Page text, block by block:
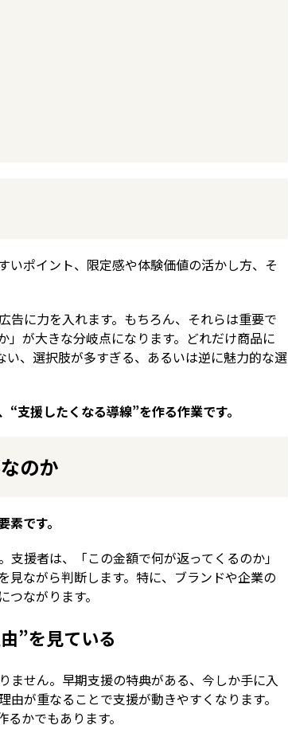
いポイント、限定感や体験価値の活かし方、そ
告に力を入れます。もちろん、それらは重要で
が大きな分岐点になります。どれだけ商品に
、選択肢が多すぎる、あるいは逆に魅力的な選
支援したくなる導線”を作る作業です。
のか
です。
援者は、「この金額で何が返ってくるのか」
見ながら判断します。特に、ブランドや企業の
ながります。
”を見ている
ません。早期支援の特典がある、今しか手に入
が重なることで支援が動きやすくなります。
かでもあります。